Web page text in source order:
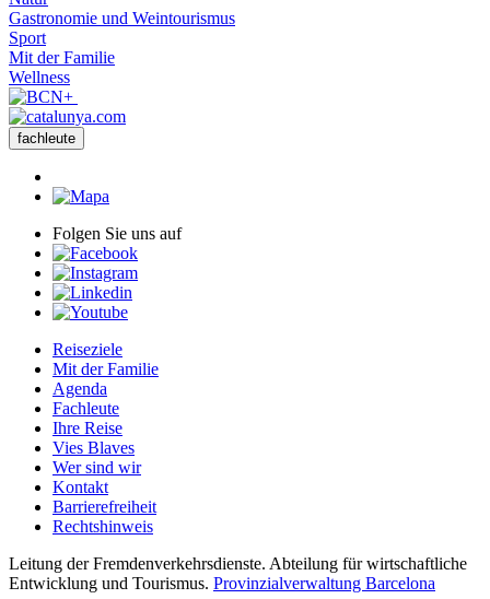
Gastronomie und Weintourismus
Sport
Mit der Familie
Wellness
fachleute
Folgen Sie uns auf
Reiseziele
Mit der Familie
Agenda
Fachleute
Ihre Reise
Vies Blaves
Wer sind wir
Kontakt
Barrierefreiheit
Rechtshinweis
Leitung der Fremdenverkehrsdienste. Abteilung für wirtschaftliche
Entwicklung und Tourismus. Provinzialverwaltung Barcelona